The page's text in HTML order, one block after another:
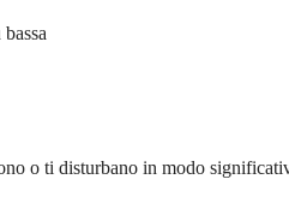
o ti disturbano in modo